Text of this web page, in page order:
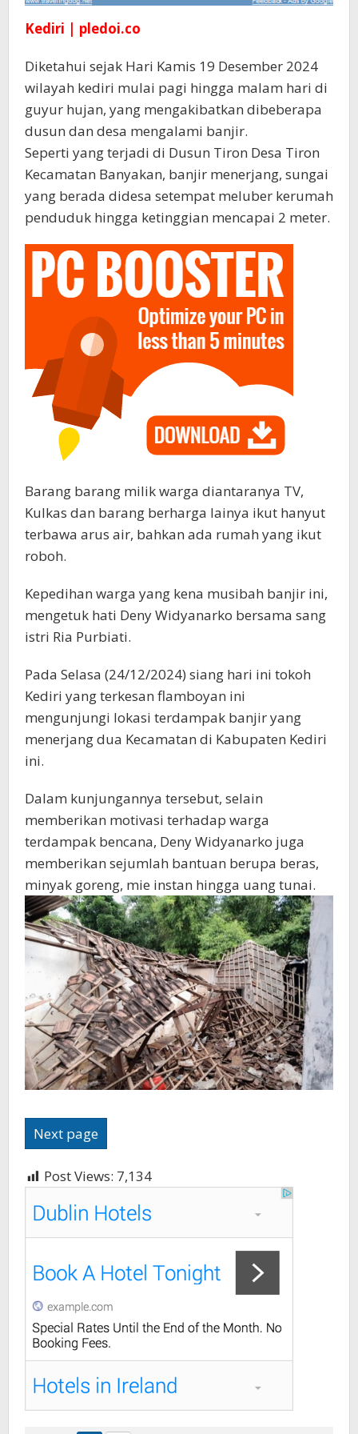
Kediri | pledoi.co
Diketahui sejak Hari Kamis 19 Desember 2024
wilayah kediri mulai pagi hingga malam hari di
guyur hujan, yang mengakibatkan dibeberapa
dusun dan desa mengalami banjir.
Seperti yang terjadi di Dusun Tiron Desa Tiron
Kecamatan Banyakan, banjir menerjang, sungai
yang berada didesa setempat meluber kerumah
penduduk hingga ketinggian mencapai 2 meter.
Barang barang milik warga diantaranya TV,
Kulkas dan barang berharga lainya ikut hanyut
terbawa arus air, bahkan ada rumah yang ikut
roboh.
Kepedihan warga yang kena musibah banjir ini,
mengetuk hati Deny Widyanarko bersama sang
istri Ria Purbiati.
Pada Selasa (24/12/2024) siang hari ini tokoh
Kediri yang terkesan flamboyan ini
mengunjungi lokasi terdampak banjir yang
menerjang dua Kecamatan di Kabupaten Kediri
ini.
Dalam kunjungannya tersebut, selain
memberikan motivasi terhadap warga
terdampak bencana, Deny Widyanarko juga
memberikan sejumlah bantuan berupa beras,
minyak goreng, mie instan hingga uang tunai.
Next page
Post Views: 7,134